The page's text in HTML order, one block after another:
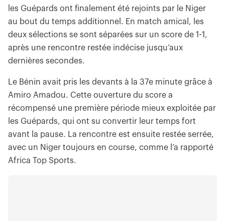
les Guépards ont finalement été rejoints par le Niger
au bout du temps additionnel. En match amical, les
deux sélections se sont séparées sur un score de 1-1,
après une rencontre restée indécise jusqu’aux
dernières secondes.
Le Bénin avait pris les devants à la 37e minute grâce à
Amiro Amadou. Cette ouverture du score a
récompensé une première période mieux exploitée par
les Guépards, qui ont su convertir leur temps fort
avant la pause. La rencontre est ensuite restée serrée,
avec un Niger toujours en course, comme l’a rapporté
Africa Top Sports.